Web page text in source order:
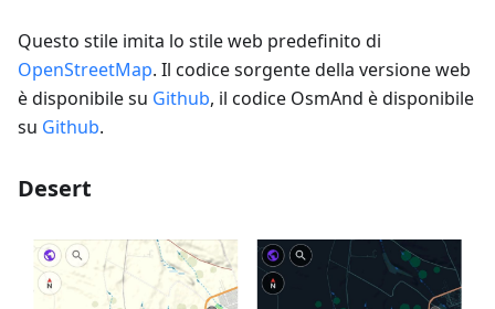
Questo stile imita lo stile web predefinito di
OpenStreetMap. Il codice sorgente della versione web
è disponibile su Github, il codice OsmAnd è disponibile
su Github.
Desert